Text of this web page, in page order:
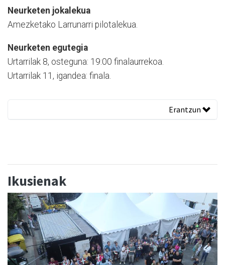
Neurketen jokalekua
Amezketako Larrunarri pilotalekua.
Neurketen egutegia
Urtarrilak 8, osteguna: 19:00 finalaurrekoa.
Urtarrilak 11, igandea: finala.
Erantzun
Ikusienak